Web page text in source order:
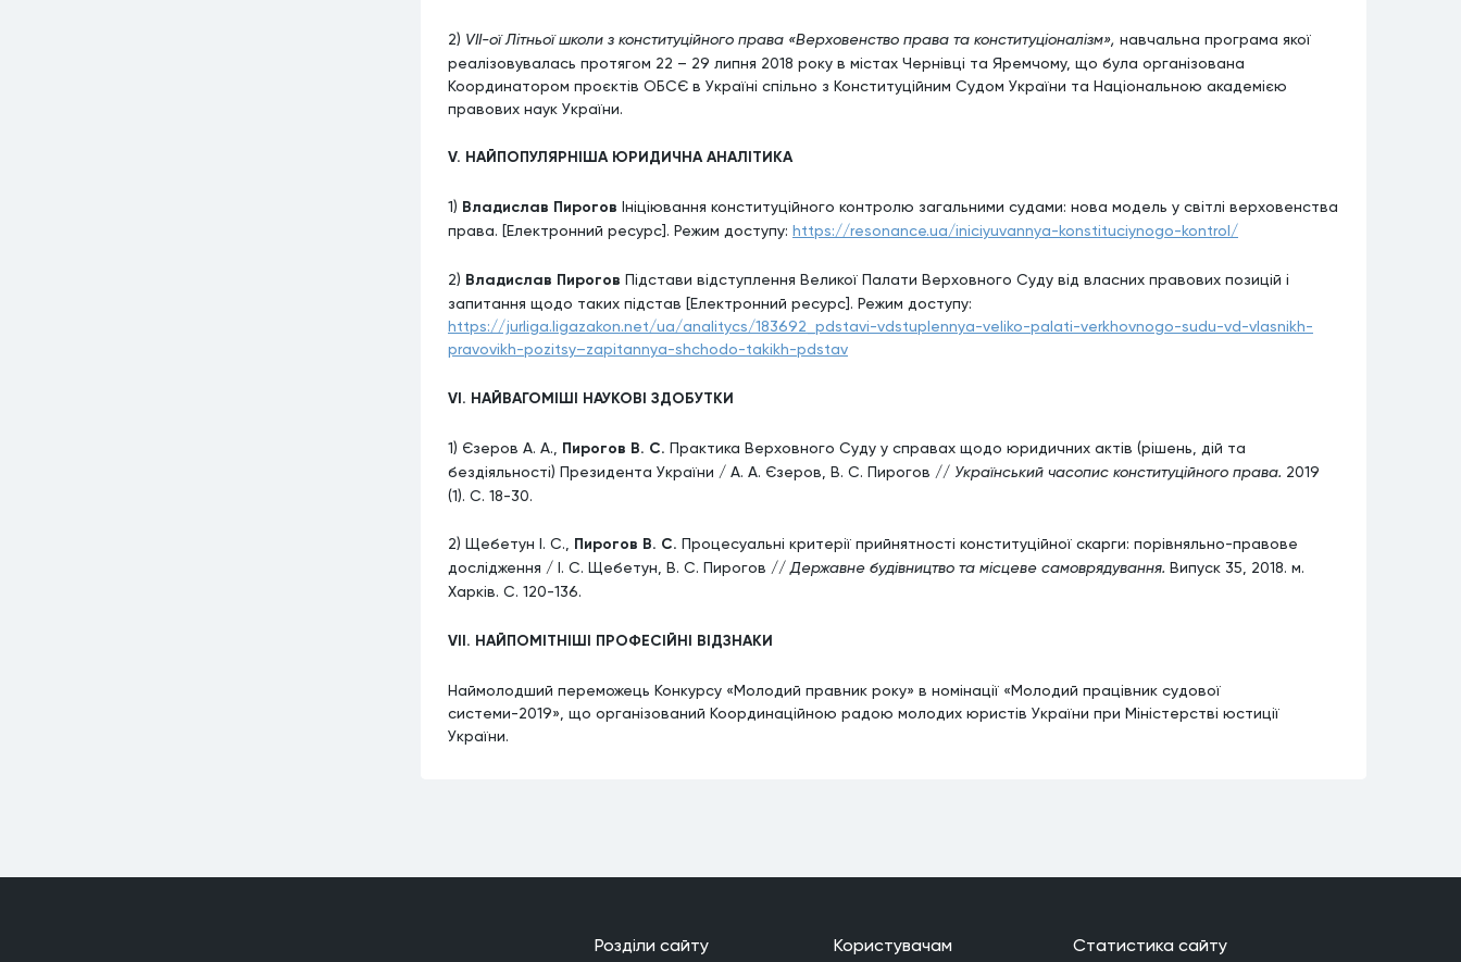
2) VII-ої Літньої школи з конституційного права «Верховенство права та конституціоналізм», навчальна програма якої
реалізовувалась протягом 22 – 29 липня 2018 року в містах Чернівці та Яремчому, що була організована
Координатором проєктів ОБСЄ в Україні спільно з Конституційним Судом України та Національною академією
правових наук України.
V. НАЙПОПУЛЯРНІША ЮРИДИЧНА АНАЛІТИКА
1) Владислав Пирогов Ініціювання конституційного контролю загальними судами: нова модель у світлі верховенства
права. [Електронний ресурс]. Режим доступу: https://resonance.ua/iniciyuvannya-konstituciynogo-kontrol/
2) Владислав Пирогов Підстави відступлення Великої Палати Верховного Суду від власних правових позицій і
запитання щодо таких підстав [Електронний ресурс]. Режим доступу:
https://jurliga.ligazakon.net/ua/analitycs/183692_pdstavi-vdstuplennya-veliko-palati-verkhovnogo-sudu-vd-vlasnikh-
pravovikh-pozitsy–zapitannya-shchodo-takikh-pdstav
VI. НАЙВАГОМІШІ НАУКОВІ ЗДОБУТКИ
1) Єзеров А. А., Пирогов В. С. Практика Верховного Суду у справах щодо юридичних актів (рішень, дій та
бездіяльності) Президента України / А. А. Єзеров, В. С. Пирогов // Український часопис конституційного права. 2019
(1). С. 18-30.
2) Щебетун І. С., Пирогов В. С. Процесуальні критерії прийнятності конституційної скарги: порівняльно-правове
дослідження / І. С. Щебетун, В. С. Пирогов // Державне будівництво та місцеве самоврядування. Випуск 35, 2018. м.
Харків. С. 120-136.
VII. НАЙПОМІТНІШІ ПРОФЕСІЙНІ ВІДЗНАКИ
Наймолодший переможець Конкурсу «Молодий правник року» в номінації «Молодий працівник судової
системи-2019», що організований Координаційною радою молодих юристів України при Міністерстві юстиції
України.
Роздiли сайту Користувачам Статистика сайту